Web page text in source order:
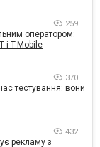
259
оператором:
і T-Mobile
370
тестування: вони
432
рекламу з